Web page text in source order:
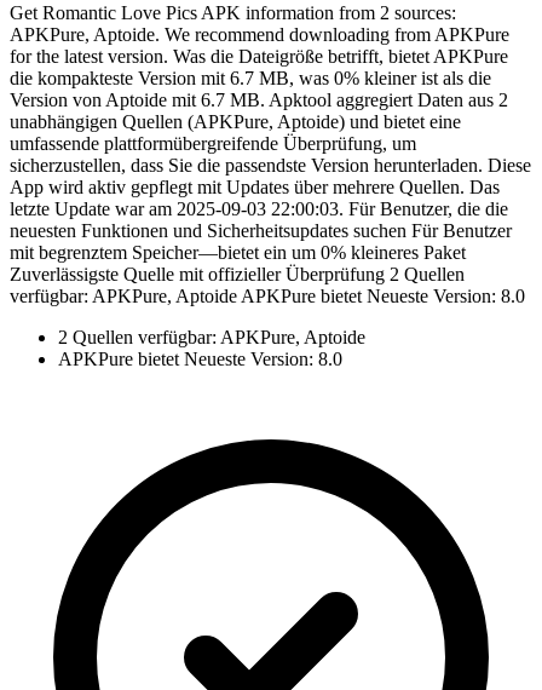
Get Romantic Love Pics APK information from 2 sources:
APKPure, Aptoide. We recommend downloading from APKPure
for the latest version. Was die Dateigröße betrifft, bietet APKPure
die kompakteste Version mit 6.7 MB, was 0% kleiner ist als die
Version von Aptoide mit 6.7 MB. Apktool aggregiert Daten aus 2
unabhängigen Quellen (APKPure, Aptoide) und bietet eine
umfassende plattformübergreifende Überprüfung, um
sicherzustellen, dass Sie die passendste Version herunterladen. Diese
App wird aktiv gepflegt mit Updates über mehrere Quellen. Das
letzte Update war am 2025-09-03 22:00:03. Für Benutzer, die die
neuesten Funktionen und Sicherheitsupdates suchen Für Benutzer
mit begrenztem Speicher—bietet ein um 0% kleineres Paket
Zuverlässigste Quelle mit offizieller Überprüfung 2 Quellen
verfügbar: APKPure, Aptoide APKPure bietet Neueste Version: 8.0
2 Quellen verfügbar: APKPure, Aptoide
APKPure bietet Neueste Version: 8.0